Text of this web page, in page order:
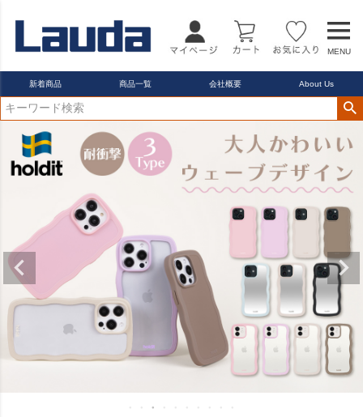
MENU
新着商品 商品一覧 会社概要 About Us
レッド
ブルー
イエロー
在庫なし商品
在庫なし商品を表示しない
予約商品
予約商品のみを表示
並び順